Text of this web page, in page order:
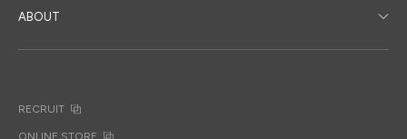
ABOUT
RECRUIT
ONLINE STORE